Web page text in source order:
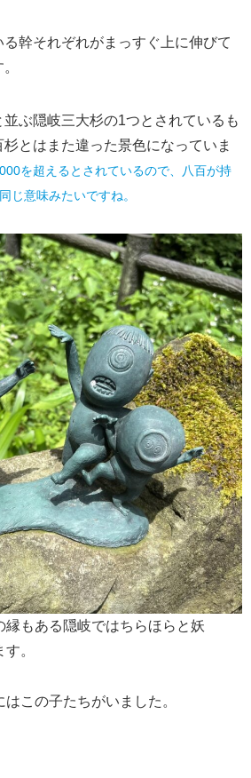
幹それぞれがまっすぐ上に伸びて
並ぶ隠岐三大杉の1つとされているも
とはまた違った景色になっていま
を超えるとされているので、八百が持
じ意味みたいですね。
縁もある隠岐ではちらほらと妖
。
この子たちがいました。